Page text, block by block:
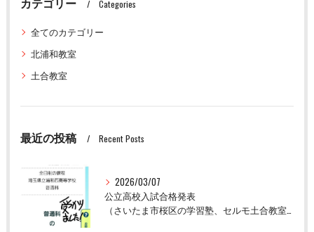
Categories
全てのカテゴリー
北浦和教室
土合教室
最近の投稿 Recent Posts
2026/03/07
公立高校入試合格発表
（さいたま市桜区の学習塾、セルモ土合教室）